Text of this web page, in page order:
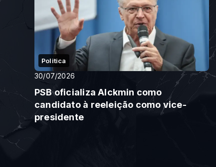
Politica
30/07/2026
PSB oficializa Alckmin como
candidato à reeleição como vice-
presidente